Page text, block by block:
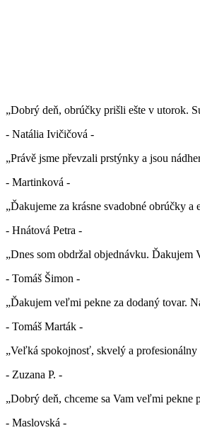
„Dobrý deň, obrúčky prišli ešte v utorok.
- Natália Ivičičová -
„Právě jsme převzali prstýnky a jsou
- Martinková -
„Ďakujeme za krásne svadobné obrúčky
- Hnátová Petra -
„Dnes som obdržal objednávku. Ďakujem
- Tomáš Šimon -
„Ďakujem veľmi pekne za dodaný tovar.
- Tomáš Marták -
„Veľká spokojnosť, skvelý a profesionálny
- Zuzana P. -
„Dobrý deň, chceme sa Vam veľmi
- Maslovská -